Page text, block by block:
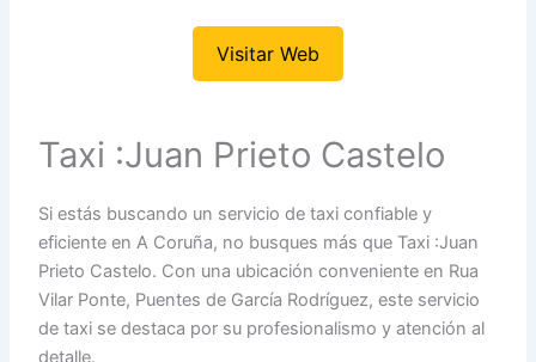
Visitar Web
Taxi :Juan Prieto Castelo
Si estás buscando un servicio de taxi confiable y
eficiente en A Coruña, no busques más que Taxi :Juan
Prieto Castelo. Con una ubicación conveniente en Rua
Vilar Ponte, Puentes de García Rodríguez, este servicio
de taxi se destaca por su profesionalismo y atención al
detalle.